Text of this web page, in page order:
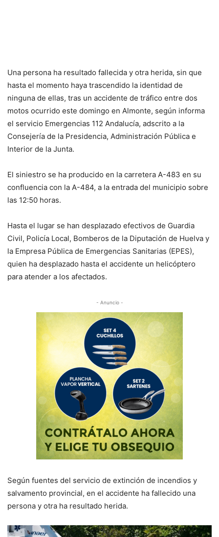
Una persona ha resultado fallecida y otra herida, sin que
hasta el momento haya trascendido la identidad de
ninguna de ellas, tras un accidente de tráfico entre dos
motos ocurrido este domingo en Almonte, según informa
el servicio Emergencias 112 Andalucía, adscrito a la
Consejería de la Presidencia, Administración Pública e
Interior de la Junta.
El siniestro se ha producido en la carretera A-483 en su
confluencia con la A-484, a la entrada del municipio sobre
las 12:50 horas.
Hasta el lugar se han desplazado efectivos de Guardia
Civil, Policía Local, Bomberos de la Diputación de Huelva y
la Empresa Pública de Emergencias Sanitarias (EPES),
quien ha desplazado hasta el accidente un helicóptero
para atender a los afectados.
- Anuncio -
Según fuentes del servicio de extinción de incendios y
salvamento provincial, en el accidente ha fallecido una
persona y otra ha resultado herida.